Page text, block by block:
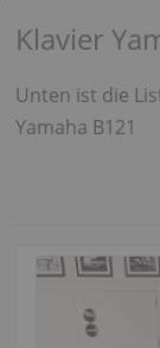
Klavier
Unten ist die
Yamaha B121